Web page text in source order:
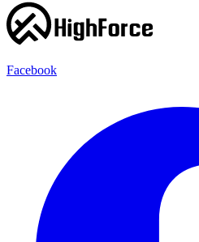
Facebook